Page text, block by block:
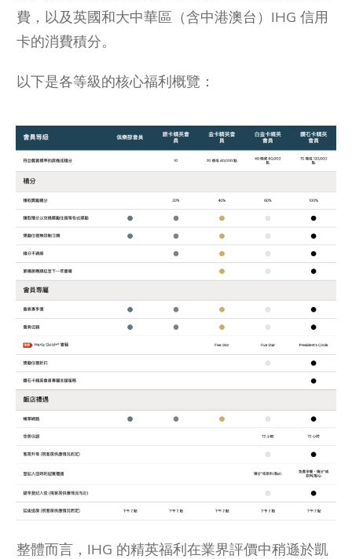
費，以及英國和大中華區（含中港澳台）IHG 信用
卡的消費積分。
以下是各等級的核心福利概覽：
整體而言，IHG 的精英福利在業界評價中稍遜於凱